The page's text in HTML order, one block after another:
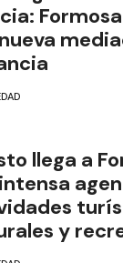
llega a
y